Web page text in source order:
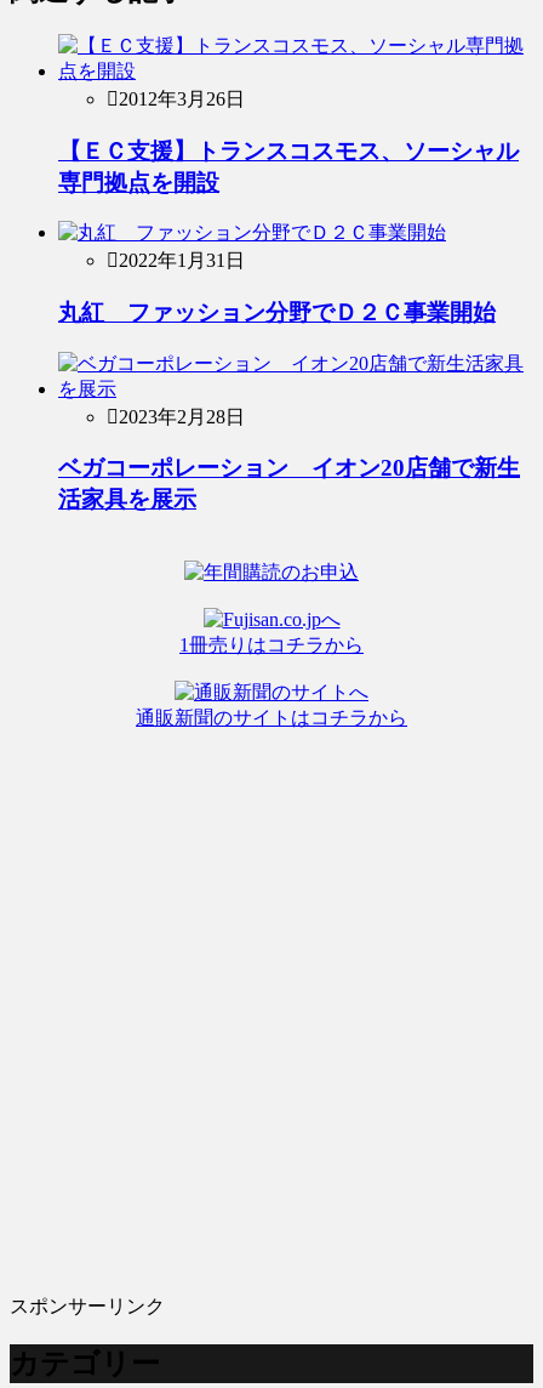
2012年3月26日
【ＥＣ支援】トランスコスモス、ソーシャル
専門拠点を開設
2022年1月31日
丸紅 ファッション分野でＤ２Ｃ事業開始
2023年2月28日
ベガコーポレーション イオン20店舗で新生
活家具を展示
1冊売りはコチラから
通販新聞のサイトはコチラから
スポンサーリンク
カテゴリー